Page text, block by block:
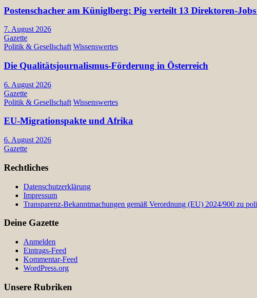
Postenschacher am Küniglberg: Pig verteilt 13 Direktoren-
7. August 2026
Gazette
Politik & Gesellschaft Wissenswertes
Die Qualitätsjournalismus-Förderung in Österreich
6. August 2026
Gazette
Politik & Gesellschaft Wissenswertes
EU-Migrationspakte und Afrika
6. August 2026
Gazette
Rechtliches
Datenschutzerklärung
Impressum
Transparenz-Bekanntmachungen gemäß Verordnung (EU) 2024/900 zu
Deine Gazette
Anmelden
Eintrags-Feed
Kommentar-Feed
WordPress.org
Unsere Rubriken